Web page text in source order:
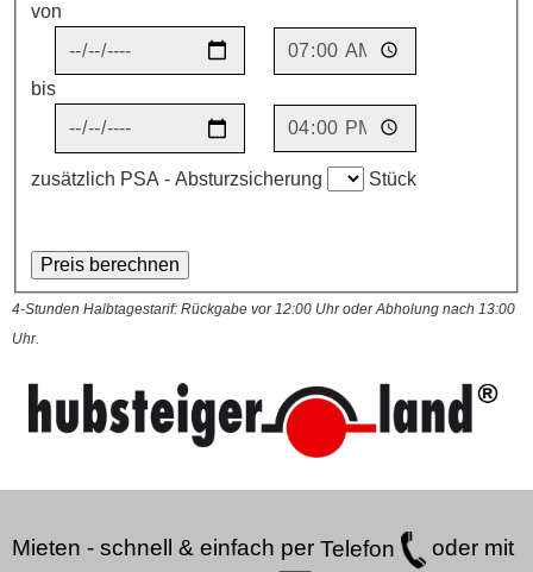
von
bis
zusätzlich PSA - Absturzsicherung Stück
4-Stunden Halbtagestarif: Rückgabe vor 12:00 Uhr oder Abholung nach 13:00
Uhr.
Mieten - schnell & einfach per Telefon
oder mit